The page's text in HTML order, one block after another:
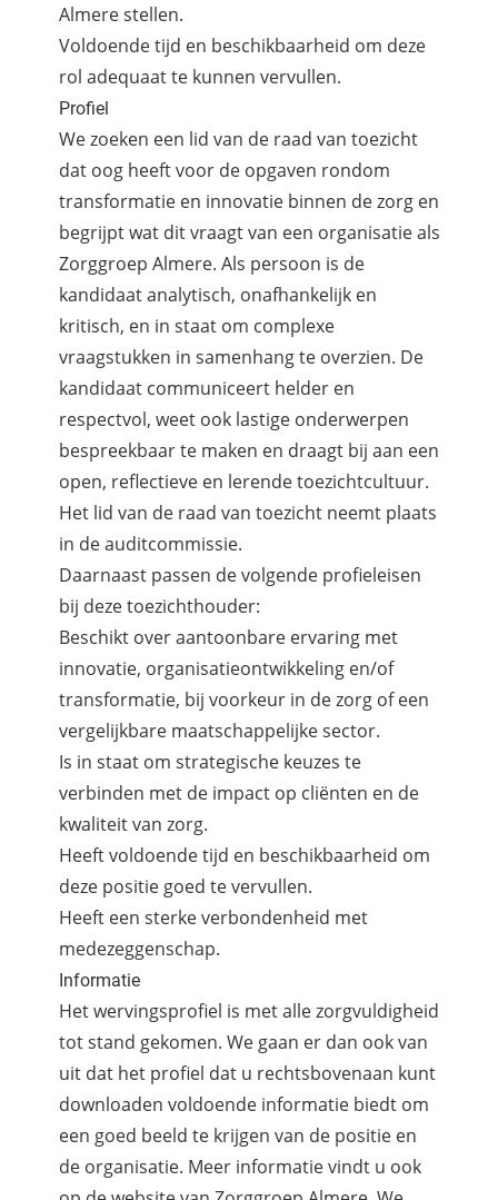
Almere stellen.
Voldoende tijd en beschikbaarheid om deze
rol adequaat te kunnen vervullen.
Profiel
We zoeken een lid van de raad van toezicht
dat oog heeft voor de opgaven rondom
transformatie en innovatie binnen de zorg en
begrijpt wat dit vraagt van een organisatie als
Zorggroep Almere. Als persoon is de
kandidaat analytisch, onafhankelijk en
kritisch, en in staat om complexe
vraagstukken in samenhang te overzien. De
kandidaat communiceert helder en
respectvol, weet ook lastige onderwerpen
bespreekbaar te maken en draagt bij aan een
open, reflectieve en lerende toezichtcultuur.
Het lid van de raad van toezicht neemt plaats
in de auditcommissie.
Daarnaast passen de volgende profieleisen
bij deze toezichthouder:
Beschikt over aantoonbare ervaring met
innovatie, organisatieontwikkeling en/of
transformatie, bij voorkeur in de zorg of een
vergelijkbare maatschappelijke sector.
Is in staat om strategische keuzes te
verbinden met de impact op cliënten en de
kwaliteit van zorg.
Heeft voldoende tijd en beschikbaarheid om
deze positie goed te vervullen.
Heeft een sterke verbondenheid met
medezeggenschap.
Informatie
Het wervingsprofiel is met alle zorgvuldigheid
tot stand gekomen. We gaan er dan ook van
uit dat het profiel dat u rechtsbovenaan kunt
downloaden voldoende informatie biedt om
een goed beeld te krijgen van de positie en
de organisatie. Meer informatie vindt u ook